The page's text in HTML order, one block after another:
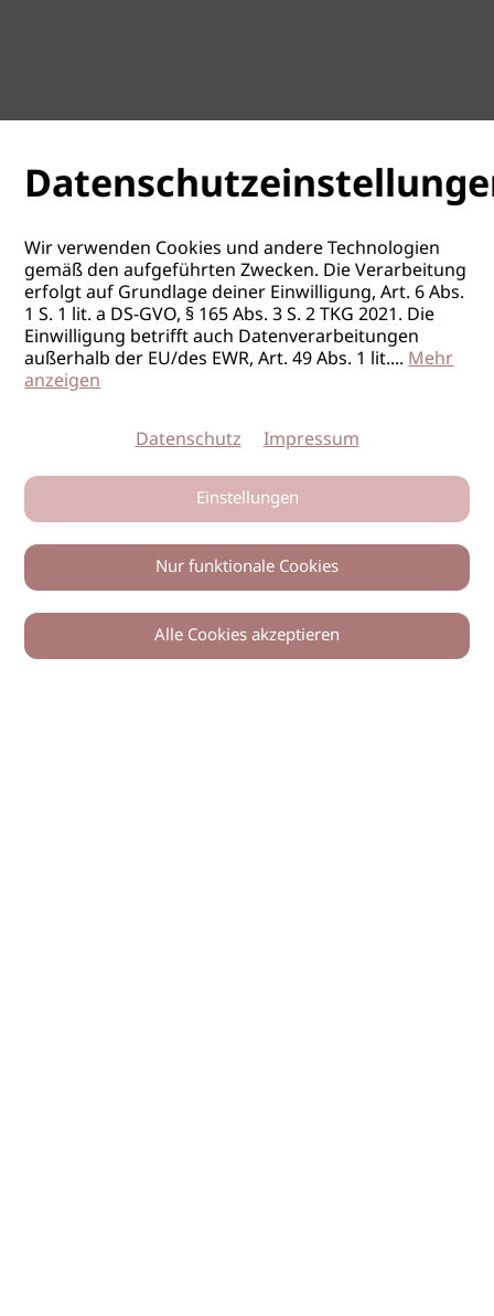
0
Wir verwenden Cookies und andere Technologien
gemäß den aufgeführten Zwecken. Die Verarbeitung
erfolgt auf Grundlage deiner Einwilligung, Art. 6 Abs.
1 S. 1 lit. a DS-GVO, § 165 Abs. 3 S. 2 TKG 2021. Die
Einwilligung betrifft auch Datenverarbeitungen
außerhalb der EU/des EWR, Art. 49 Abs. 1 lit....Mehr
anzeigen
Datenschutz Impressum
Einstellungen
Nur funktionale Cookies
Alle Cookies akzeptieren